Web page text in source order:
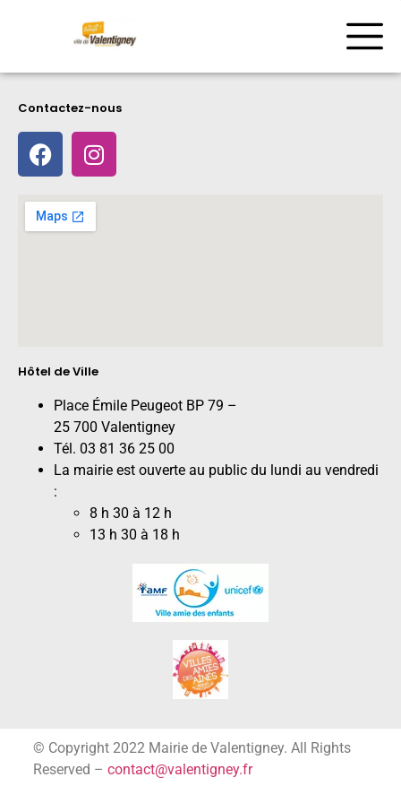
Contactez-nous
Hôtel de Ville
Place Émile Peugeot BP 79 –
25 700 Valentigney
Tél. 03 81 36 25 00
La mairie est ouverte au public du lundi au vendredi
:
8 h 30 à 12 h
13 h 30 à 18 h
© Copyright 2022 Mairie de Valentigney. All Rights
Reserved – contact@valentigney.fr